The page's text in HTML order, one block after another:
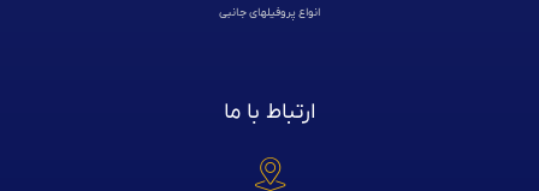
انواع پروفیلهای جانبی
ارتباط با ما